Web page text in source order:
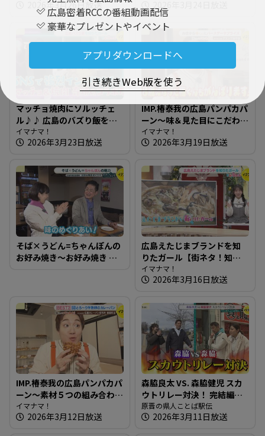
広島密着RCCの番組動画配信
豪華なプレゼントやイベント
アプリダウンロードへ
引き続きWeb版を使う
椿泰我 IMP.初！始球式に挑2026年3月26日放送
ランチ】
マッチョ焼肉にソルッチェ
ル♪♪ 広島のバズり飯を知
りたガール【街ネタ！知り
たガール】
イマナマ！
2026年3月23日放送
IMP.椿泰我の広島パンパカパ
ーン～味＆見た目にこだわ
り！新商品も人気なパン屋
さん
イマナマ！
2026年3月19日放送
そば×うどん=ちゃんぽんの
お好み焼き～お好み焼き め
広島えたじまブランドを知
りたガール【街ネタ！知り
たガール】
イマナマ！
2026年3月16日放送
IMP.椿泰我の広島パンパカパ
ーン～素材５つの組み合わ
せにこだわるカレーパン専
門店
イマナマ！
2026年3月12日放送
森脇良太 VS. 森脇健児 スカ
ウトリレー対決！ 完結編
【県人ことば駅伝】
原晋の県人ことば駅伝
2026年3月11日放送